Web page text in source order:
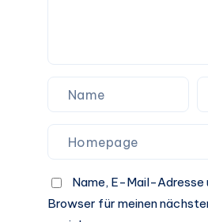
Name, E-Mail-Adresse
Browser für meinen